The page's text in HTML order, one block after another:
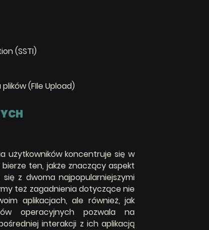
(SSTI)
(FIle Upload)
użytkowników koncentruje się w
ten, jakże znaczący aspekt
z dwoma najpopularniejszymi
też zagadnienia dotyczące nie
aplikacjach, ale również, jak
operacyjnych pozwala na
interakcji z ich aplikacją